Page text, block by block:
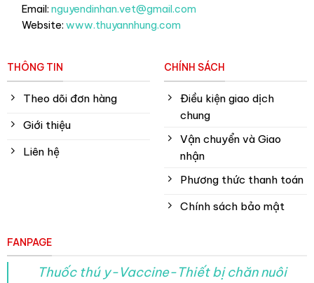
Email: nguyendinhan.vet@gmail.com
Website: www.thuyannhung.com
THÔNG TIN
Theo dõi đơn hàng
Giới thiệu
Liên hệ
CHÍNH SÁCH
Điều kiện giao dịch
chung
Vận chuyển và Giao
nhận
Phương thức thanh toán
Chính sách bảo mật
FANPAGE
Thuốc thú y-Vaccine-Thiết bị chăn nuôi